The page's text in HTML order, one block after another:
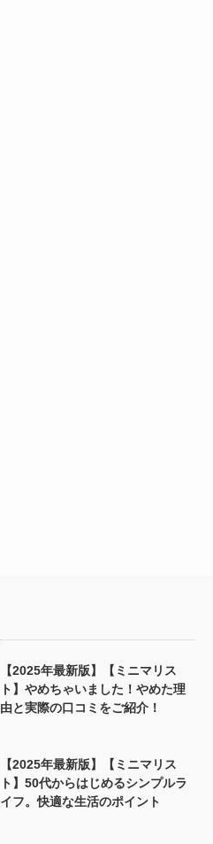
【2025年最新版】【ミニマリス
ト】やめちゃいました！やめた理
由と実際の口コミをご紹介！
【2025年最新版】【ミニマリス
ト】50代からはじめるシンプルラ
イフ。快適な生活のポイント